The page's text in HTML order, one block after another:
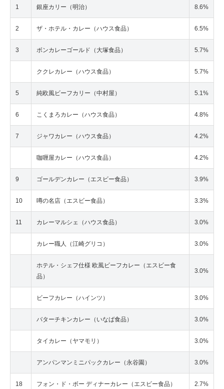
1 銀座カリー（明治） 8.6%
2 ザ・ホテル・カレー（ハウス食品） 6.5%
3 ボンカレーゴールド（大塚食品） 5.7%
ククレカレー（ハウス食品） 5.7%
5 純欧風ビーフカリー（中村屋） 5.1%
6 こくまろカレー（ハウス食品） 4.8%
7 ジャワカレー（ハウス食品） 4.2%
咖喱屋カレー（ハウス食品） 4.2%
9 ゴールデンカレー（エスビー食品） 3.9%
10 噂の名店（エスビー食品） 3.3%
11 カレーマルシェ（ハウス食品） 3.0%
カレー職人（江崎グリコ） 3.0%
ホテル・シェフ仕様 欧風ビーフカレー（エスビー食
品）
3.0%
ビーフカレー（ハインツ） 3.0%
バターチキンカレー（いなば食品） 3.0%
タイカレー（ヤマモリ） 3.0%
アンパンマンミニパックカレー（永谷園） 3.0%
18 フォン・ド・ボー ディナーカレー（エスビー食品） 2.7%